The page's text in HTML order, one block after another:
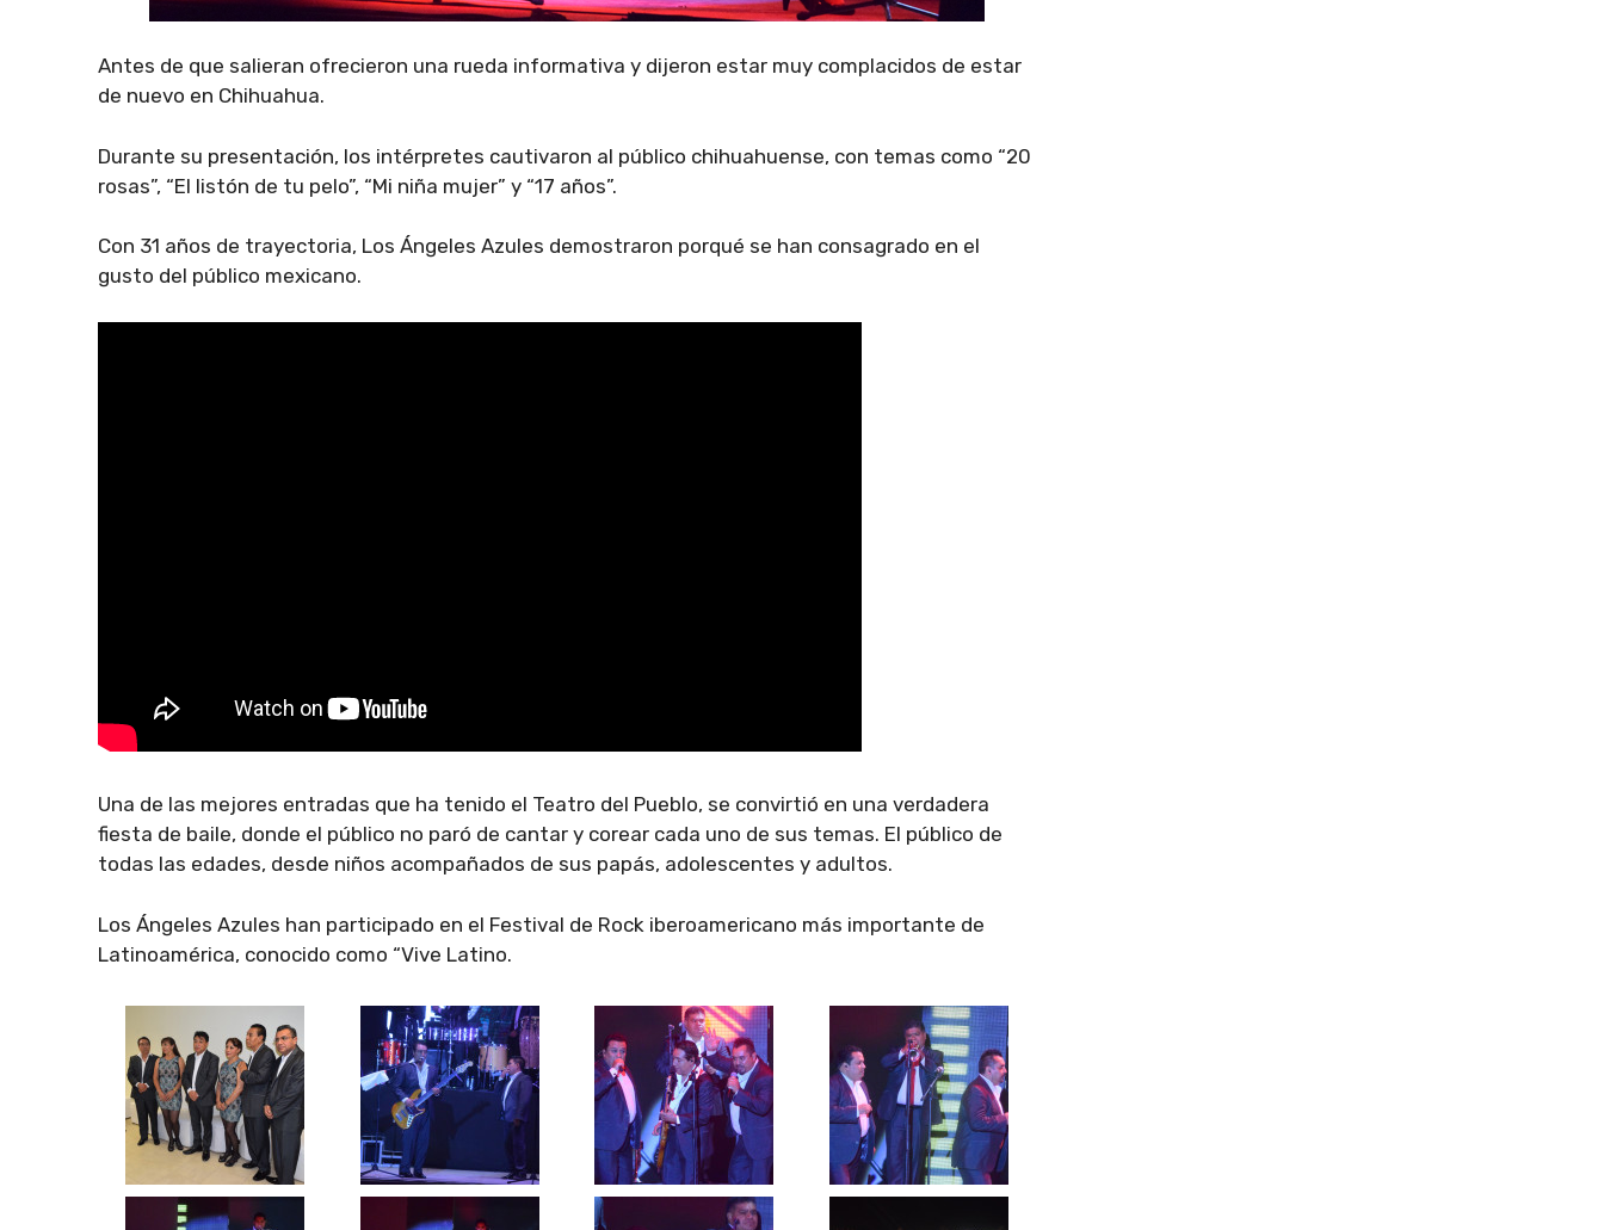
Antes de que salieran ofrecieron una rueda informativa y dijeron estar muy complacidos de estar
de nuevo en Chihuahua.
Durante su presentación, los intérpretes cautivaron al público chihuahuense, con temas como “20
rosas”, “El listón de tu pelo”, “Mi niña mujer” y “17 años”.
Con 31 años de trayectoria, Los Ángeles Azules demostraron porqué se han consagrado en el
gusto del público mexicano.
Una de las mejores entradas que ha tenido el Teatro del Pueblo, se convirtió en una verdadera
fiesta de baile, donde el público no paró de cantar y corear cada uno de sus temas. El público de
todas las edades, desde niños acompañados de sus papás, adolescentes y adultos.
Los Ángeles Azules han participado en el Festival de Rock iberoamericano más importante de
Latinoamérica, conocido como “Vive Latino.